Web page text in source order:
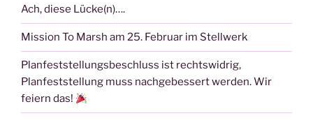
Ach, diese Lücke(n)….
Mission To Marsh am 25. Februar im Stellwerk
Planfeststellungsbeschluss ist rechtswidrig,
Planfeststellung muss nachgebessert werden. Wir
feiern das!